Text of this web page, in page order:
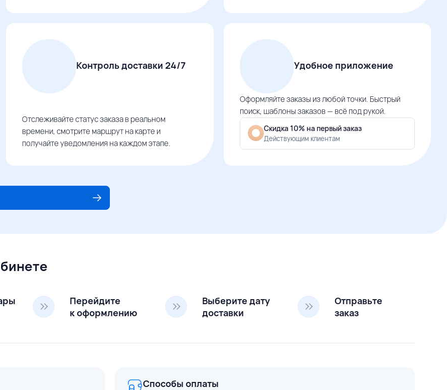
Контроль доставки 24/7
Отслеживайте статус заказа в реальном
времени, смотрите маршрут на карте и
получайте уведомления на каждом этапе.
Удобное приложение
Оформляйте заказы из любой точки. Быстрый
поиск, шаблоны заказов — всё под рукой.
Скидка 10% на первый заказ
Действующим клиентам
Перейдите
к оформлению
Выберите дату
доставки
Отправьте
заказ
Способы оплаты